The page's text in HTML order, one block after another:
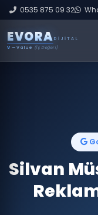
0535 875 09 32
EVORA DIJITAL
V — Value (İş Değeri)
Silvan